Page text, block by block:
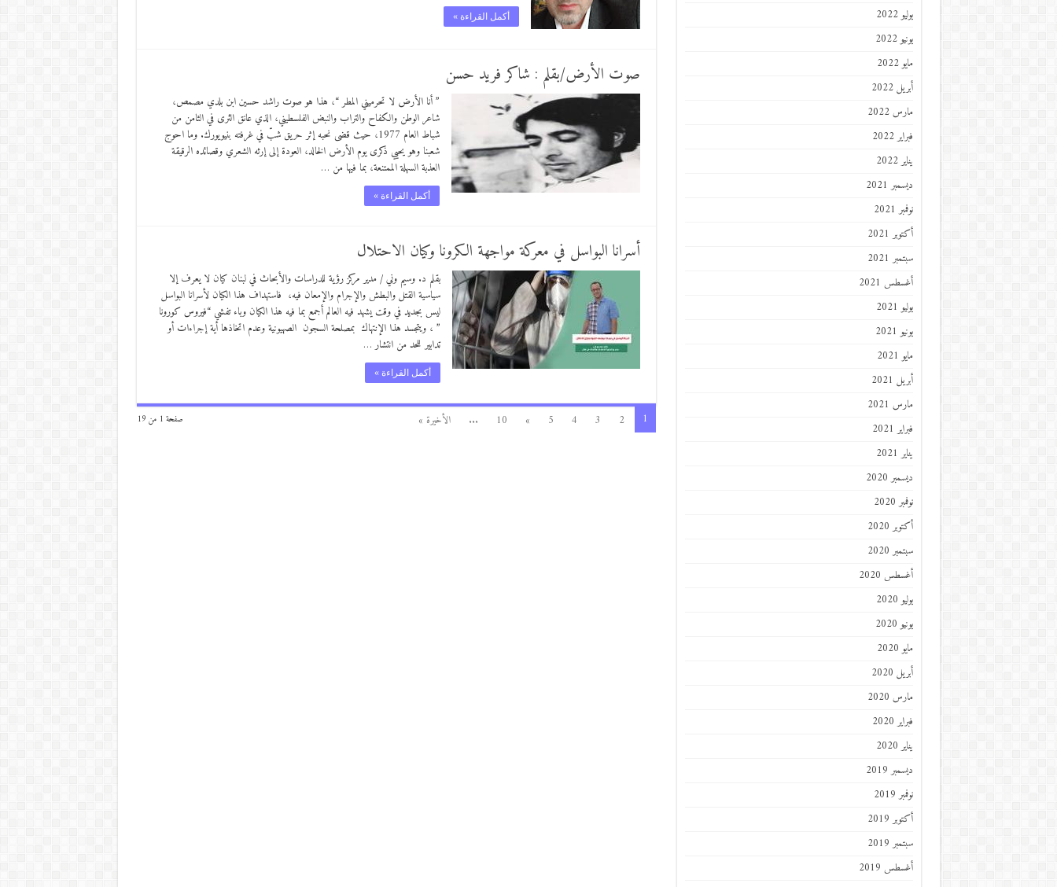
أكمل القراءة »
صوت الأرض/بقلم : شاكر فريد حسن
” أنا الأرض لا تحرميني المطر “، هذا هو صوت راشد حسين ابن بلدي مصمص،
شاعر الوطن والكفاح والتراب والنبض الفلسطيني، الذي عانق الثرى في الثامن من
شباط العام 1977، حيث قضى نحبه إثر حريق شبّ في غرفته بنيويورك. وما احوج
شعبنا وهو يحيي ذكرى يوم الأرض الخالد، العودة إلى إرثه الشعري وقصائده الرقيقة
العذبة السهلة الممتنعة، بما فيها من …
أكمل القراءة »
أسرانا البواسل في معركة مواجهة الكرونا وكيان الاحتلال
بقلم د. وسيم وني / مدير مركز رؤية للدراسات والأبحاث في لبنان كيان لا يعرف إلا
سياسية القتل والبطش والإجرام والإمعان فيه، فاستهداف هذا الكيان لأسرانا البواسل
ليس بجديد في وقت يشهد فيه العالم أجمع بما فيه هذا الكيان وباء تفشي “فيروس كورونا
” ، ويتجسد هذا الإنتهاك بمصلحة السجون الصهيونية وعدم اتخاذها أية إجراءات أو
تدابير للحد من انتشار …
أكمل القراءة »
صفحة 1 من 19 1
2
3
4
5
»
10
... الأخيرة »
يوليو 2022
يونيو 2022
مايو 2022
أبريل 2022
مارس 2022
فبراير 2022
يناير 2022
ديسمبر 2021
نوفمبر 2021
أكتوبر 2021
سبتمبر 2021
أغسطس 2021
يوليو 2021
يونيو 2021
مايو 2021
أبريل 2021
مارس 2021
فبراير 2021
يناير 2021
ديسمبر 2020
نوفمبر 2020
أكتوبر 2020
سبتمبر 2020
أغسطس 2020
يوليو 2020
يونيو 2020
مايو 2020
أبريل 2020
مارس 2020
فبراير 2020
يناير 2020
ديسمبر 2019
نوفمبر 2019
أكتوبر 2019
سبتمبر 2019
أغسطس 2019